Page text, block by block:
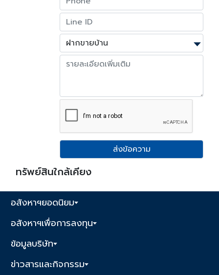
ส่งข้อความ
ทรัพย์สินใกล้เคียง
อสังหาฯยอดนิยม
อสังหาฯเพื่อการลงทุน
ข้อมูลบริษัท
ข่าวสารและกิจกรรม